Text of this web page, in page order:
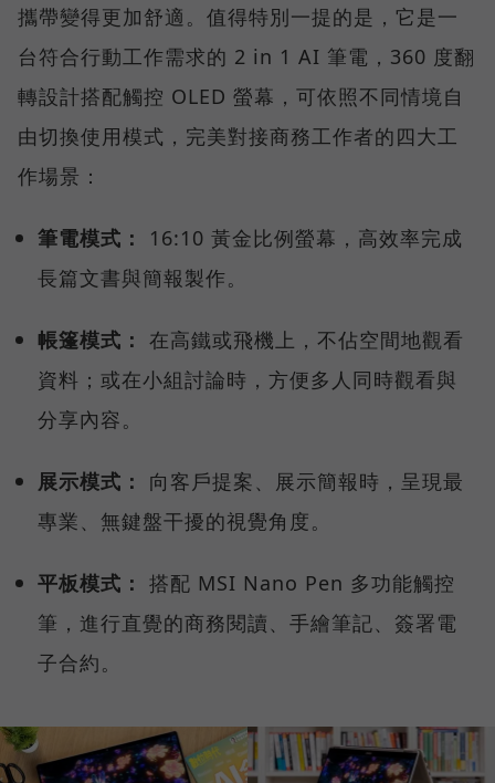
攜帶變得更加舒適。值得特別一提的是，它是一
台符合行動工作需求的 2 in 1 AI 筆電，360 度翻
轉設計搭配觸控 OLED 螢幕，可依照不同情境自
由切換使用模式，完美對接商務工作者的四大工
作場景：
筆電模式：
16:10 黃金比例螢幕，高效率完成
長篇文書與簡報製作。
帳篷模式： 在高鐵或飛機上，不佔空間地觀看
資料；或在小組討論時，方便多人同時觀看與
分享內容。
展示模式：
向客戶提案、展示簡報時，呈現最
專業、無鍵盤干擾的視覺角度。
平板模式： 搭配 MSI Nano Pen 多功能觸控
筆，進行直覺的商務閱讀、手繪筆記、簽署電
子合約。